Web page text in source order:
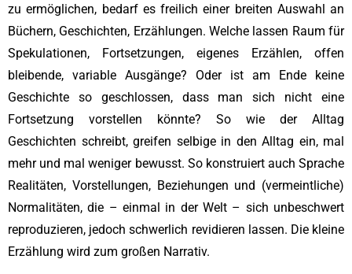
zu ermöglichen, bedarf es freilich einer breiten Auswahl an
Büchern, Geschichten, Erzählungen. Welche lassen Raum für
Spekulationen, Fortsetzungen, eigenes Erzählen, offen
bleibende, variable Ausgänge? Oder ist am Ende keine
Geschichte so geschlossen, dass man sich nicht eine
Fortsetzung vorstellen könnte? So wie der Alltag
Geschichten schreibt, greifen selbige in den Alltag ein, mal
mehr und mal weniger bewusst. So konstruiert auch Sprache
Realitäten, Vorstellungen, Beziehungen und (vermeintliche)
Normalitäten, die – einmal in der Welt – sich unbeschwert
reproduzieren, jedoch schwerlich revidieren lassen. Die kleine
Erzählung wird zum großen Narrativ.